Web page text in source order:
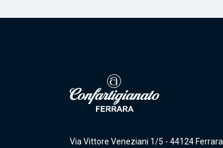
Via Vittore Veneziani 1/5 - 44124 Ferrara